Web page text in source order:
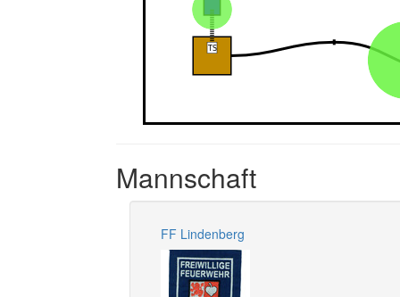
Mannschaft
FF Lindenberg